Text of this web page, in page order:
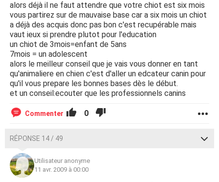
alors déjà il ne faut attendre que votre chiot est six mois
vous partirez sur de mauvaise base car a six mois un chiot
a déjà des acquis donc pas bon c'est recupérable mais
vaut ieux si prendre plutot pour l'education
un chiot de 3mois=enfant de 5ans
7mois = un adolescent
alors le meilleur conseil que je vais vous donner en tant
qu'animaliere en chien c'est d'aller un edcateur canin pour
qu'il vous prepare les bonnes bases dès le début.
et un conseil:ecouter que les professionnels canins
Commenter 0
RÉPONSE 14 / 49
Utilisateur anonyme
11 avr. 2009 à 00:00